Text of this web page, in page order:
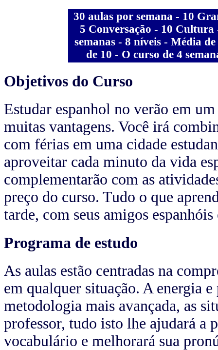
30 aulas por semana - 10
5 Conversação - 10 Cultura
semanas - 8 níveis - Média
de 10 - O curso de 4
Objetivos do Curso
Estudar espanhol no verão em
muitas vantagens. Você irá
com férias em uma cidade
aproveitar cada minuto da vida
complementarão com as
preço do curso. Tudo o que
tarde, com seus amigos
Programa de estudo
As aulas estão centradas na
em qualquer situação. A energia
metodologia mais avançada, as
professor, tudo isto lhe ajudará a
vocabulário e melhorará sua